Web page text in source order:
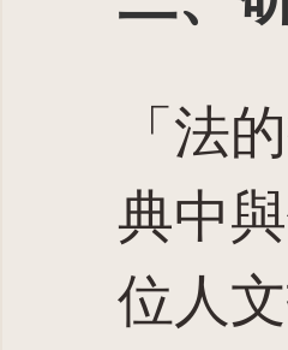
「法
典中
位人